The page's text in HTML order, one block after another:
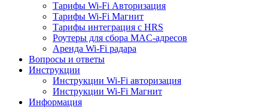
Тарифы Wi-Fi Авторизация
Тарифы Wi-Fi Магнит
Тарифы интеграция с HRS
Роутеры для сбора MAC-адресов
Аренда Wi-Fi радара
Вопросы и ответы
Инструкции
Инструкции Wi-Fi авторизация
Инструкции Wi-Fi Магнит
Информация